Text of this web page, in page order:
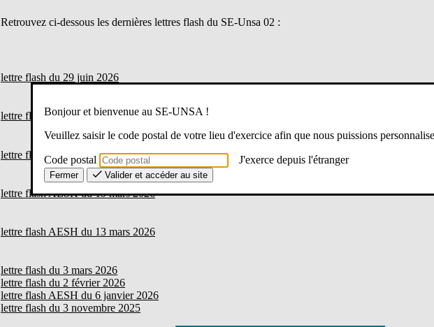
Retrouvez ci-dessous les dernières lettres flash du SE-Unsa 02 :
lettre flash du 29 juin 2026
lettre flash du 11 mai 2026
lettre flash du 28 avril 2026
lettre flash AESH du 19 mars 2026
lettre flash AESH du 13 mars 2026
lettre flash du 3 mars 2026
lettre flash du 2 février 2026
lettre flash AESH du 6 janvier 2026
lettre flash du 3 novembre 2025
Bonjour et bienvenue au SE-UNSA !
Veuillez saisir le code postal de votre lieu d'exercice afin que nous puissions
Code postal J'exerce depuis l'étranger
Fermer Valider et accéder au site